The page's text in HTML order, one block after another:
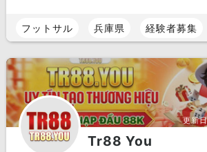
フットサル 兵庫県 経験者募集
更新
Tr88 You